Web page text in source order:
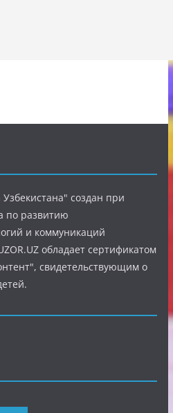
создан при
по развитию
и коммуникаций
обладает сертификатом
свидетельствующим о